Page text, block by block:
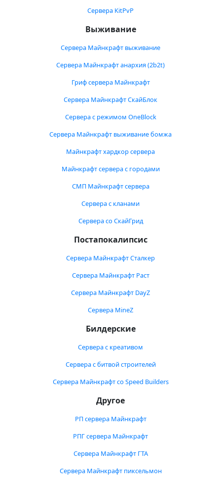
Сервера KitPvP
Выживание
Сервера Майнкрафт выживание
Сервера Майнкрафт анархия (2b2t)
Гриф сервера Майнкрафт
Сервера Майнкрафт СкайБлок
Сервера с режимом OneBlock
Сервера Майнкрафт выживание бомжа
Майнкрафт хардкор сервера
Майнкрафт сервера с городами
СМП Майнкрафт сервера
Сервера с кланами
Сервера со СкайГрид
Постапокалипсис
Сервера Майнкрафт Сталкер
Сервера Майнкрафт Раст
Сервера Майнкрафт DayZ
Сервера MineZ
Билдерские
Сервера с креативом
Сервера с битвой строителей
Сервера Майнкрафт со Speed Builders
Другое
РП сервера Майнкрафт
РПГ сервера Майнкрафт
Сервера Майнкрафт ГТА
Сервера Майнкрафт пиксельмон